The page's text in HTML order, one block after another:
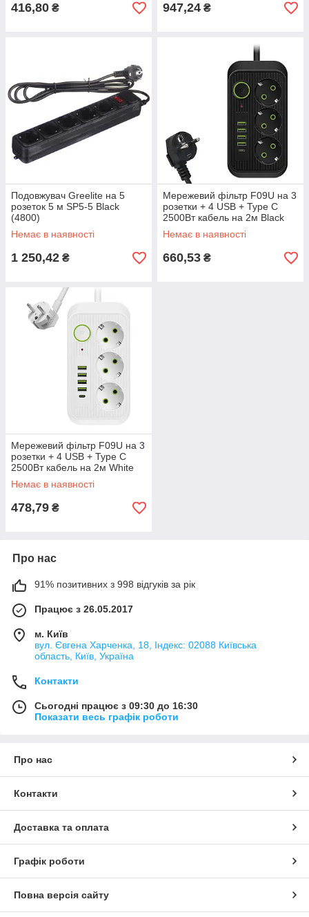
416,80 ₴ 947,24 ₴
Подовжувач Greelite на 5
розеток 5 м SP5-5 Black
(4800)
Немає в наявності
1 250,42 ₴
Мережевий фільтр F09U на 3
розетки + 4 USB + Type C
2500Вт кабель на 2м Black
Немає в наявності
660,53 ₴
Мережевий фільтр F09U на 3
розетки + 4 USB + Type C
2500Вт кабель на 2м White
Немає в наявності
478,79 ₴
Про нас
91% позитивних з 998 відгуків за рік
Працює з 26.05.2017
м. Київ
вул. Євгена Харченка, 18, Індекс: 02088 Київська
область, Київ, Україна
Контакти
Сьогодні працює з 09:30 до 16:30
Показати весь графік роботи
Про нас
Контакти
Доставка та оплата
Графік роботи
Повна версія сайту